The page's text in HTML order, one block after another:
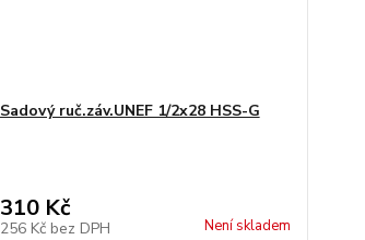
Sadový ruč.záv.UNEF 1/2x28 HSS-G
310 Kč
256 Kč bez DPH Není skladem